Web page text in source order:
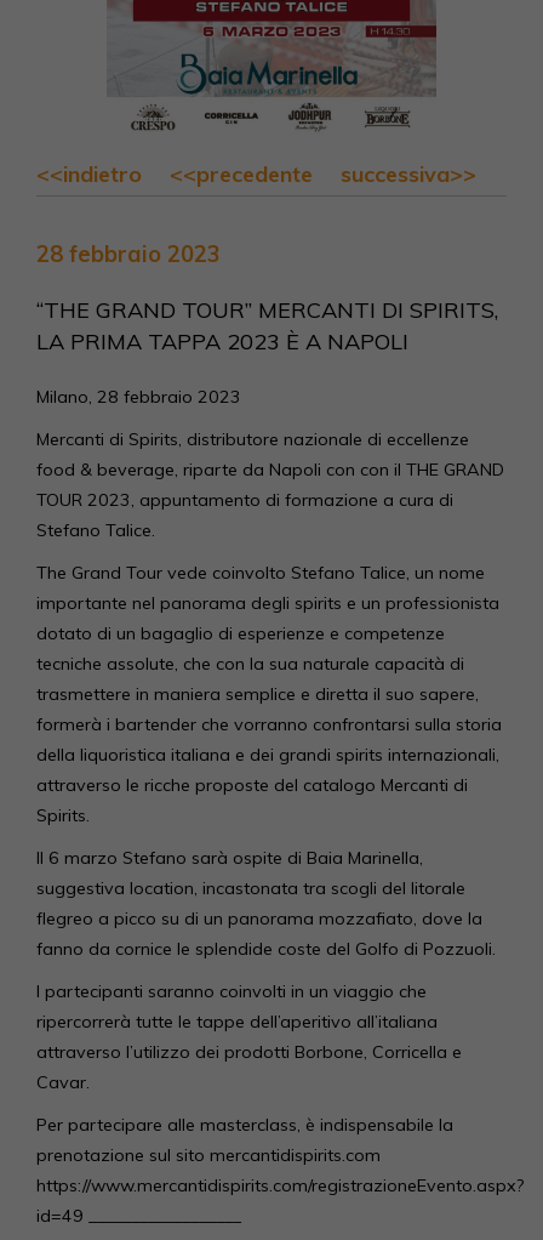
<<indietro <<precedente successiva>>
28 febbraio 2023
“THE GRAND TOUR” MERCANTI DI SPIRITS,
LA PRIMA TAPPA 2023 È A NAPOLI
Milano, 28 febbraio 2023
Mercanti di Spirits, distributore nazionale di eccellenze
food & beverage, riparte da Napoli con con il THE GRAND
TOUR 2023, appuntamento di formazione a cura di
Stefano Talice.
The Grand Tour vede coinvolto Stefano Talice, un nome
importante nel panorama degli spirits e un professionista
dotato di un bagaglio di esperienze e competenze
tecniche assolute, che con la sua naturale capacità di
trasmettere in maniera semplice e diretta il suo sapere,
formerà i bartender che vorranno confrontarsi sulla storia
della liquoristica italiana e dei grandi spirits internazionali,
attraverso le ricche proposte del catalogo Mercanti di
Spirits.
Il 6 marzo Stefano sarà ospite di Baia Marinella,
suggestiva location, incastonata tra scogli del litorale
flegreo a picco su di un panorama mozzafiato, dove la
fanno da cornice le splendide coste del Golfo di Pozzuoli.
I partecipanti saranno coinvolti in un viaggio che
ripercorrerà tutte le tappe dell’aperitivo all’italiana
attraverso l’utilizzo dei prodotti Borbone, Corricella e
Cavar.
Per partecipare alle masterclass, è indispensabile la
prenotazione sul sito mercantidispirits.com
https://www.mercantidispirits.com/registrazioneEvento.aspx?
id=49 __________________